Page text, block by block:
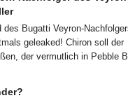
des Bugatti Veyron-
geleaked! Chiron soll der
der vermutlich in Pebble